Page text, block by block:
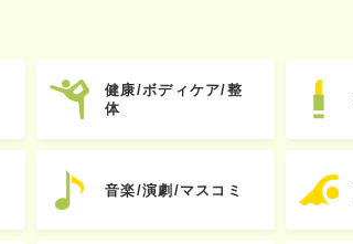
健康/ボディケア/整
体
音楽/演劇/マスコミ